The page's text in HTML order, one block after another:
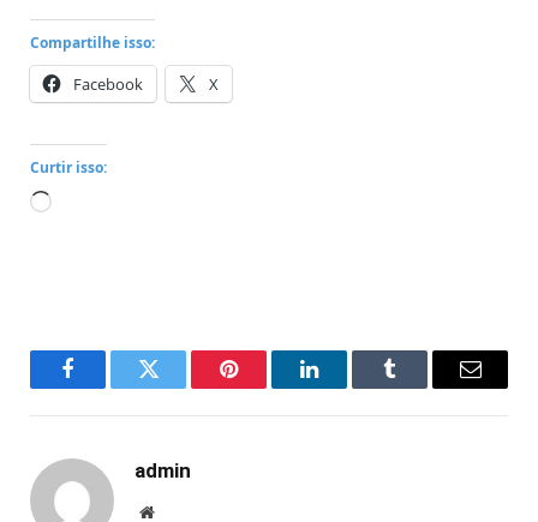
Compartilhe isso:
Facebook X
Curtir isso:
Carregando...
FacebookTwitter Pinterest LinkedInTumblr Email
admin
Website